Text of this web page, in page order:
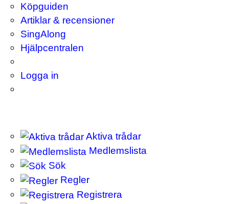
Köpguiden
Artiklar & recensioner
SingAlong
Hjälpcentralen
Logga in
Aktiva trådar
Medlemslista
Sök
Regler
Registrera